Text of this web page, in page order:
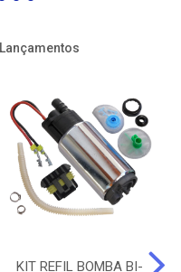
Lançamentos
KIT REFIL BOMBA BI-